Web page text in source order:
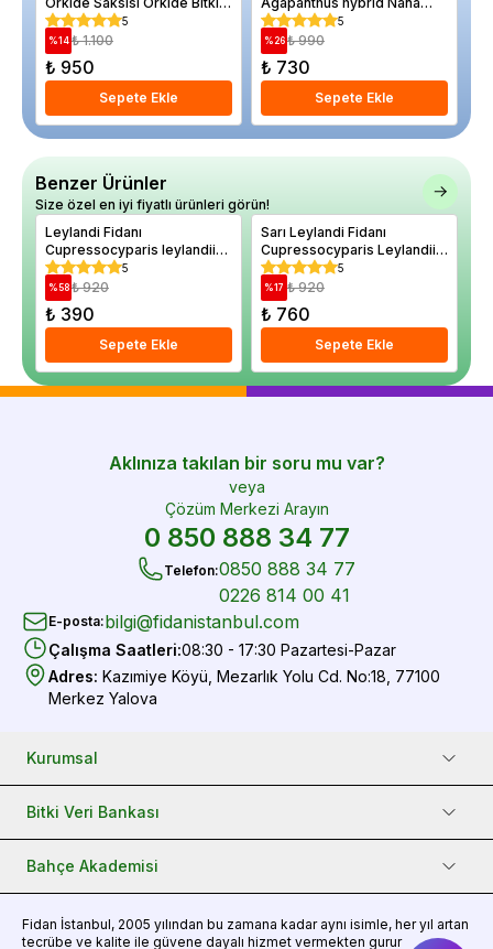
Besini
5
%14 ₺ 1.100
₺ 950
Sepete Ekle
Blue Saksıda
5
%26 ₺ 990
₺ 730
Sepete Ekle
Benzer Ürünler
Size özel en iyi fiyatlı ürünleri görün!
Leylandi Fidanı
Cupressocyparis leylandii
PROMOSYON
5
% 58 ₺ 920
₺ 390
Sepete Ekle
Sarı Leylandi Fidanı
Cupressocyparis Leylandii
Gold Rider 30 40 cm
5
%17 ₺ 920
₺ 760
Sepete Ekle
Aklınıza takılan bir soru mu var?
veya
Çözüm Merkezi Arayın
0 850 888 34 77
Telefon:0850 888 34 77
0226 814 00 41
E-posta:bilgi@fidanistanbul.com
Çalışma Saatleri:08:30 - 17:30 Pazartesi-Pazar
Adres: Kazımiye Köyü, Mezarlık Yolu Cd. No:18, 77100
Merkez Yalova
Kurumsal
Bitki Veri Bankası
Bahçe Akademisi
Fidan İstanbul, 2005 yılından bu zamana kadar aynı isimle, her yıl artan
tecrübe ve kalite ile güvene dayalı hizmet vermekten gurur